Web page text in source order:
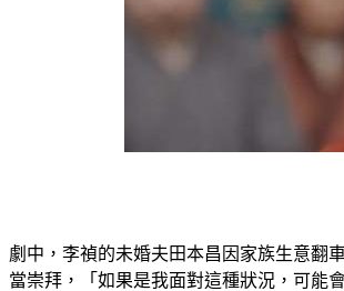
劇中，李禎的未婚夫田本昌因家族生意翻
當崇拜，「如果是我面對這種狀況，可能